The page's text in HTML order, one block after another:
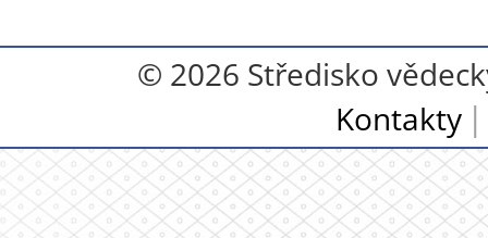
© 2026 Středisko
Kontakty